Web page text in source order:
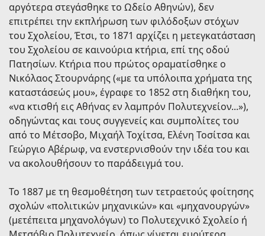
αργότερα στεγάσθηκε το Ωδείο Αθηνών), δεν
επιτρέπει την εκπλήρωση των φιλόδοξων στόχων
του Σχολείου, Έτσι, το 1871 αρχίζει η μετεγκατάσταση
του Σχολείου σε καινούρια κτήρια, επί της οδού
Πατησίων. Κτήρια που πρώτος οραματίσθηκε ο
Νικόλαος Στουρνάρης («με τα υπόλοιπα χρήματα της
καταστάσεώς μου», έγραφε το 1852 στη διαθήκη του,
«να κτισθή εις Αθήνας εν λαμπρόν Πολυτεχνείον...»),
οδηγώντας και τους συγγενείς και συμπολίτες του
από το Μέτσοβο, Μιχαήλ Τοχίτσα, Ελένη Τοσίτσα και
Γεώργιο Αβέρωφ, να ενστερνισθούν την ιδέα του και
να ακολουθήσουν το παράδειγμά του.
Το 1887 με τη θεσμοθέτηση των τετραετούς φοίτησης
σχολών «πολιτικών μηχανικών» και «μηχανουργών»
(μετέπειτα μηχανολόγων) το Πολυτεχνικό Σχολείο ή